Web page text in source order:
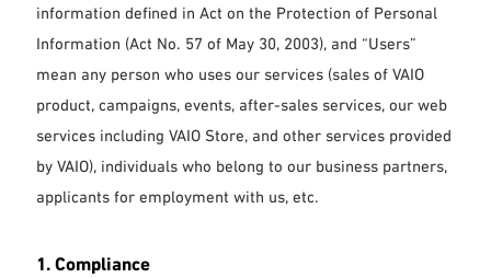
information defined in Act on the Protection of Personal
Information (Act No. 57 of May 30, 2003), and “Users”
mean any person who uses our services (sales of VAIO
product, campaigns, events, after-sales services, our web
services including VAIO Store, and other services provided
by VAIO), individuals who belong to our business partners,
applicants for employment with us, etc.
1. Compliance